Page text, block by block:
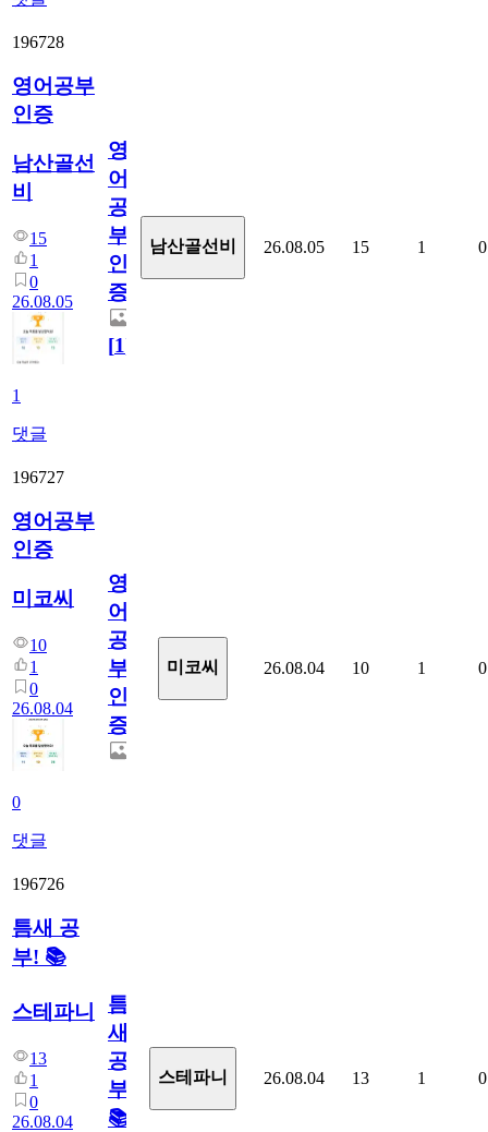
196728
영어공부
인증
남산골선
비
15
1
0
26.08.05
1
댓글
영
어
공
부
인
증
[1]
남산골선비 26.08.05 15 1 0
196727
영어공부
인증
미코씨
10
1
0
26.08.04
0
댓글
영
어
공
부
인
증
미코씨 26.08.04 10 1 0
196726
틈새 공
부! 📚
스테파니
13
1
0
26.08.04
틈
새
공
부!
📚
스테파니 26.08.04 13 1 0